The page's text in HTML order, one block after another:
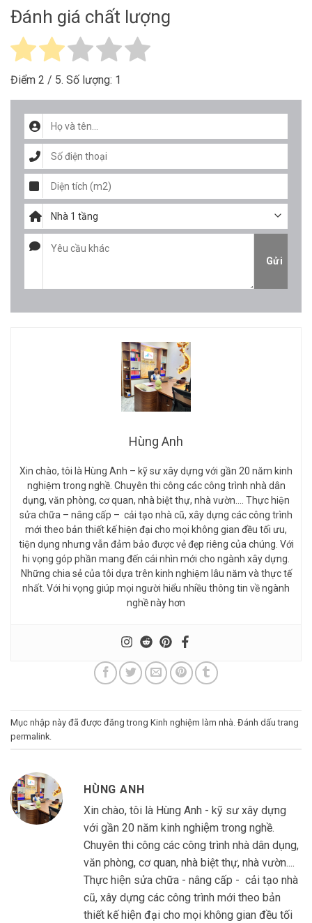
Đánh giá chất lượng
Điểm 2 / 5. Số lượng: 1
Hùng Anh
Xin chào, tôi là Hùng Anh – kỹ sư xây dựng với gần 20 năm kinh
nghiệm trong nghề. Chuyên thi công các công trình nhà dân
dụng, văn phòng, cơ quan, nhà biệt thự, nhà vườn…. Thực hiện
sửa chữa – nâng cấp – cải tạo nhà cũ, xây dựng các công trình
mới theo bản thiết kế hiện đại cho mọi không gian đều tối ưu,
tiện dụng nhưng vẫn đảm bảo được vẻ đẹp riêng của chúng. Với
hi vọng góp phần mang đến cái nhìn mới cho ngành xây dựng.
Những chia sẻ của tôi dựa trên kinh nghiệm lâu năm và thực tế
nhất. Với hi vọng giúp mọi người hiểu nhiều thông tin về ngành
nghề này hơn
Mục nhập này đã được đăng trong Kinh nghiệm làm nhà . Đánh dấu trang
permalink
HÙNG ANH
Xin chào, tôi là Hùng Anh - kỹ sư xây dựng
với gần 20 năm kinh nghiệm trong nghề.
Chuyên thi công các công trình nhà dân dụng,
văn phòng, cơ quan, nhà biệt thự, nhà vườn....
Thực hiện sửa chữa - nâng cấp - cải tạo nhà
cũ, xây dựng các công trình mới theo bản
thiết kế hiện đại cho mọi không gian đều tối